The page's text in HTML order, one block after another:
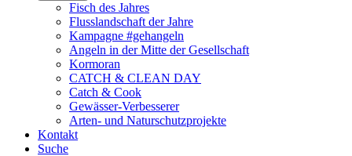
Fisch des Jahres
Flusslandschaft der Jahre
Kampagne #gehangeln
Angeln in der Mitte der Gesellschaft
Kormoran
CATCH & CLEAN DAY
Catch & Cook
Gewässer-Verbesserer
Arten- und Naturschutzprojekte
Kontakt
Suche